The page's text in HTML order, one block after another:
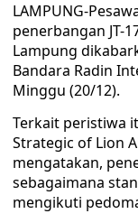
LAMPUNG-
penerbangan JT-
Lampung
Bandara Radin
Minggu (20/12).
Terkait peristiwa
Strategic of Lion
mengatakan,
sebagaimana
mengikuti